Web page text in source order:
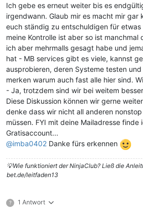
Ich gebe es erneut weiter bis es
irgendwann. Glaub mir es macht mir gar
euch ständig zu entschuldigen für
meine Kontrolle ist aber so ist manchmal
ich aber mehrmalls gesagt habe und
hat - MB services gibt es viele, kannst
ausprobieren, deren Systeme testen
merken warum auch fast alle hier sind.
- Ja, trotzdem sind wir bei weitem
Diese Diskussion können wir gerne
denke dass wir nicht all anderen
müssen. FYI mit deine Mailadresse finde
Gratisaccount...
@imba0402 Danke fürs erkennen
💡Wie funktioniert der NinjaClub? Ließ die
bet.de/leitfaden13
? 1 Antwort